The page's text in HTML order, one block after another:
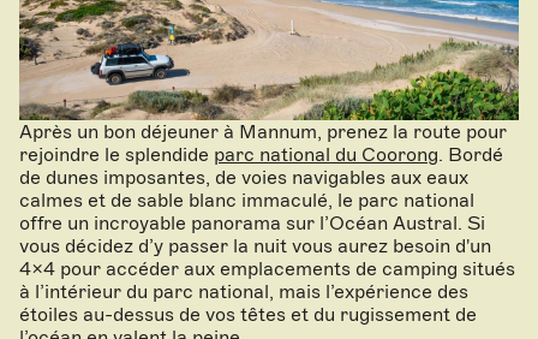
Après un bon déjeuner à Mannum, prenez la route pour
rejoindre le splendide parc national du Coorong . Bordé
de dunes imposantes, de voies navigables aux eaux
calmes et de sable blanc immaculé, le parc national
offre un incroyable panorama sur l’Océan Austral. Si
vous décidez d’y passer la nuit vous aurez besoin d'un
4x4 pour accéder aux emplacements de camping situés
à l’intérieur du parc national, mais l’expérience des
étoiles au-dessus de vos têtes et du rugissement de